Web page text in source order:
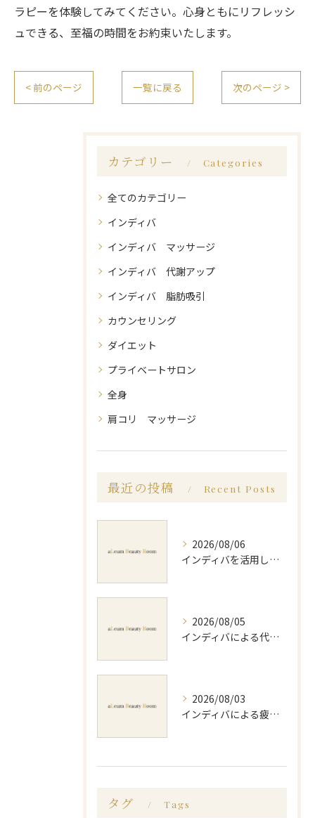
ラピーを体験してみてください。心身ともにリフレッシ
ュできる、至福の時間をお約束いたします。
< 前のページ 一覧に戻る 次のページ >
カテゴリー Categories
全てのカテゴリー
インディバ
インディバ マッサージ
インディバ 代謝アップ
インディバ 脂肪吸引
カウンセリング
ダイエット
プライベートサロン
全身
肩コリ マッサージ
最近の投稿 Recent Posts
2026/08/06
インディバを活用した足痩せ方法とセルライトやむくみ改善のポイント
2026/08/05
インディバによる代謝アップのビフォーアフター実体験と効果的な回数の見極め方
2026/08/03
インディバによる疲労回復の効果的なメソッドと持続力を徹底解説
タグ Tags